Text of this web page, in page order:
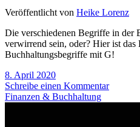
Veröffentlicht von Heike Lorenz
Die verschiedenen Begriffe in der
verwirrend sein, oder? Hier ist
Buchhaltungsbegriffe mit G!
8. April 2020
Schreibe einen Kommentar
Finanzen & Buchhaltung